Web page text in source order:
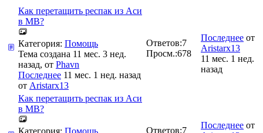
Как перетащить респак из Аси
в МВ?
Категория: Помощь
Тема создана 11 мес. 3 нед.
назад, от Phavn
Последнее 11 мес. 1 нед. назад
от Aristarx13
Ответов:7
Просм.:678
Последнее от
Aristarx13
11 мес. 1 нед.
назад
Как перетащить респак из Аси
в МВ?
Категория: Помощь
Ответов:7
Последнее от